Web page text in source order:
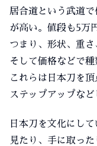
居合道という武道
が高い。値段も5万
つまり、形状、重さ
そして価格などで種
これらは日本刀を
ステップアップなど
日本刀を文化にし
見たり、手に取った